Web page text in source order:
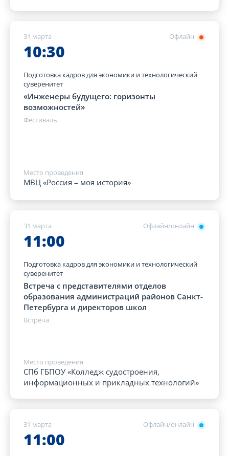
Офлайн
31 марта
10:30
Подготовка кадров для экономики и технологический
суверенитет
«Инженеры будущего: горизонты
возможностей»
Фестиваль
Место проведения
МВЦ «Россия – моя история»
Офлайн/онлайн
31 марта
11:00
Подготовка кадров для экономики и технологический
суверенитет
Встреча с представителями отделов
образования администраций районов Санкт-
Петербурга и директоров школ
Встреча
Место проведения
СПб ГБПОУ «Колледж судостроения,
информационных и прикладных технологий»
Офлайн/онлайн
31 марта
11:00